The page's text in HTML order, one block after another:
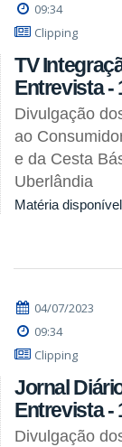
09:34
Clipping
TV
Entrevista -
Divulgação
ao
e da Cesta
Uberlândia
Matéria
04/07/2023
09:34
Clipping
Jornal
Entrevista -
Divulgação